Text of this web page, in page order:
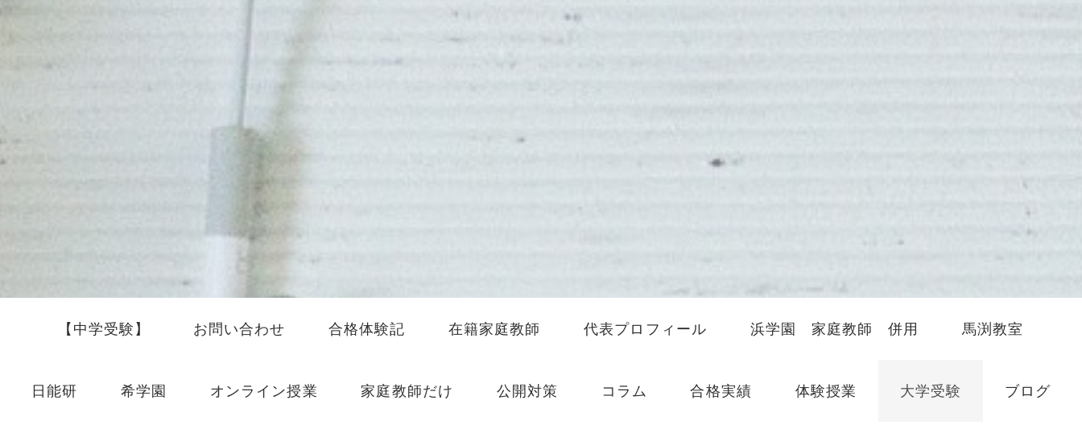
【中学受験】 お問い合わせ 合格体験記 在籍家庭教師 代表プロフィール 浜学園 家庭教師 併用 馬渕教室
日能研 希学園 オンライン授業 家庭教師だけ 公開対策 コラム 合格実績 体験授業 大学受験 ブログ